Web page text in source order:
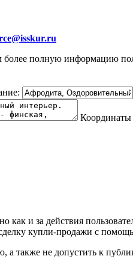
полную информацию
Координаты
и за действия
купли-продажи с
а также не допустить к